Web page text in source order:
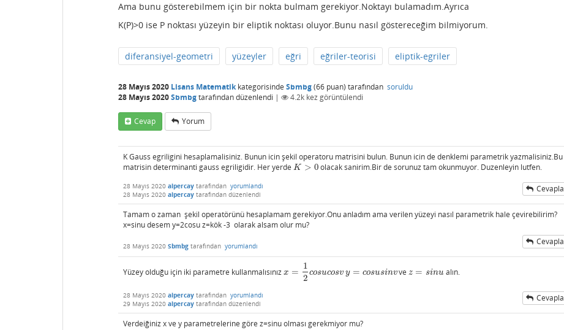
Ama bunu gösterebilmem için bir nokta bulmam gerekiyor.Noktayı bulamadım.Ayrıca
K(P)>0 ise P noktası yüzeyin bir eliptik noktası oluyor.Bunu nasıl göstereceğim bilmiyorum.
diferansiyel-geometri yüzeyler eğri eğriler-teorisi eliptik-egriler
28 Mayıs 2020 Lisans Matematikkategorisinde Sbmbg(66 puan) tarafından soruldu
28 Mayıs 2020Sbmbgtarafındandüzenlendi | 4.2k kez görüntülendi
Cevap Yorum
K Gauss egriligini hesaplamalisiniz. Bunun icin şekil operatoru matrisini bulun. Bunun icin de denklemi parametrik yazmalisiniz.Bu
matrisin determinanti gauss egriligidir. Her yerde K > 0
K> 0 olacak sanirim.Bir de sorunuz tam okunmuyor. Duzenleyin lutfen.
28 Mayıs 2020 alpercay tarafından yorumlandı
28 Mayıs 2020 alpercay tarafından düzenlendi
Cevapla
Tamam o zaman şekil operatörünü hesaplamam gerekiyor.Onu anladım ama verilen yüzeyi nasıl parametrik hale çevirebilirim?
x=sinu desem y=2cosu z=kök -3 olarak alsam olur mu?
28 Mayıs 2020 Sbmbg tarafından yorumlandı Cevapla
Yüzey olduğu için iki parametre kullanmalısınız x =
1
2
cosucosv
x= 12 cosucosv y = cosusinv
y=co susinv vez = sinu
z=si nu alın.
28 Mayıs 2020 alpercay tarafından yorumlandı
29 Mayıs 2020 alpercay tarafından düzenlendi
Cevapla
Verdeiğiniz x ve y parametrelerine göre z=sinu olması gerekmiyor mu?